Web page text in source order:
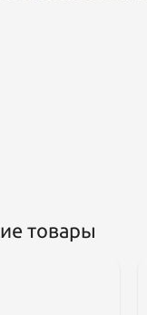
Федеральному
товары